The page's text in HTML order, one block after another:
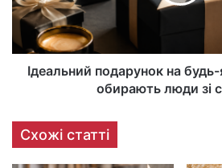
Ідеальний подарунок на
обирають люди зі
Схожі статті